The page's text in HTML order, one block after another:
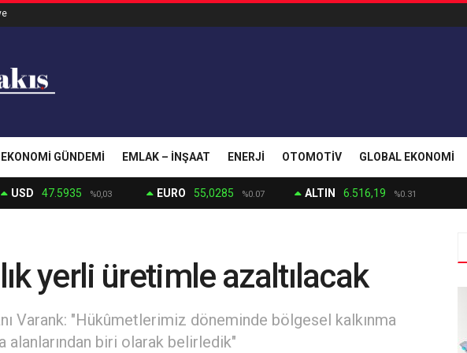
EKONOMI GÜNDEMI EMLAK – İNŞAAT ENERJI OTOMOTIV GLOBAL EKONOMI
USD 47.5935 %0,03 EURO 55,0285 %0.07 ALTIN 6.516,19 %0.31
yerli üretimle azaltılacak
Varank: "Hükûmetlerimiz döneminde bölgesel kalkınma
alanlarından biri olarak belirledik"